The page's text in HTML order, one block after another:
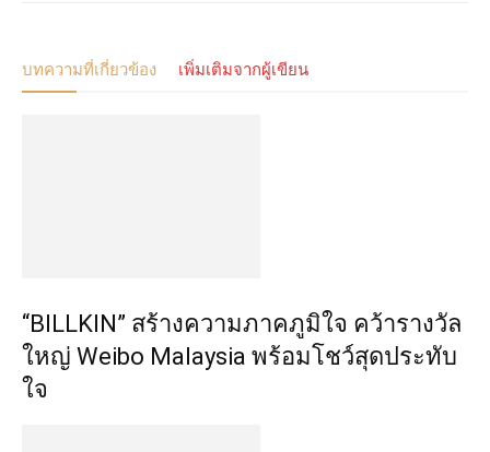
บทความที่เกี่ยวข้อง เพิ่มเติมจากผู้เขียน
“BILLKIN” สร้างความภาคภูมิใจ คว้ารางวัล
ใหญ่ Weibo Malaysia พร้อมโชว์สุดประทับ
ใจ